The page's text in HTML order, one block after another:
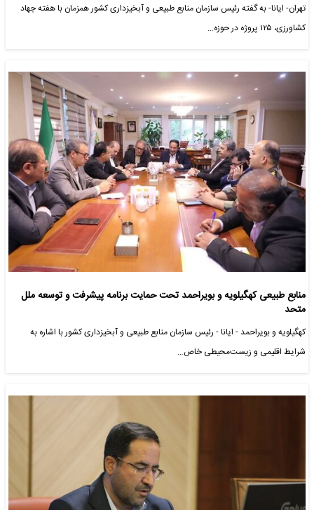
تهران- ایانا- به گفته رئیس سازمان منابع طبیعی و آبخیزداری کشور همزمان با هفته جهاد
کشاورزی، ۱۲۵ پروژه در حوزه…
منابع طبیعی کهگیلویه و بویراحمد تحت حمایت برنامه پیشرفت و توسعه ملل
متحد
کهگیلویه و بویراحمد - ایانا - رئیس سازمان منابع طبیعی و آبخیزداری کشور با اشاره به
شرایط اقلیمی و زیست‌محیطی خاص…